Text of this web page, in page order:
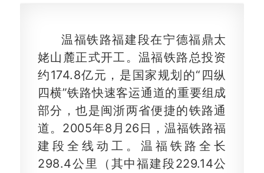
温福铁路福建段在宁德福鼎太
姥山麓正式开工。温福铁路总投资
约174.8亿元，是国家规划的“四纵
四横”铁路快速客运通道的重要组成
部分，也是闽浙两省便捷的铁路通
道。2005年8月26日，温福铁路福
建段全线动工。温福铁路全长
298.4公里（其中福建段229.14公